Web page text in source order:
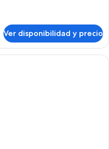
Ver disponibilidad y precio
Habitación de hotel con una cama